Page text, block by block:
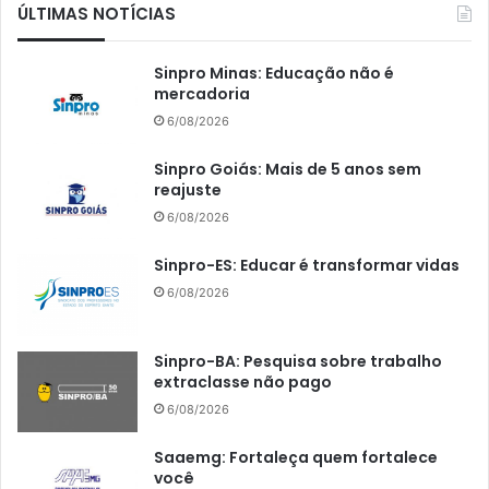
ÚLTIMAS NOTÍCIAS
Sinpro Minas: Educação não é
mercadoria
6/08/2026
Sinpro Goiás: Mais de 5 anos sem
reajuste
6/08/2026
Sinpro-ES: Educar é transformar vidas
6/08/2026
Sinpro-BA: Pesquisa sobre trabalho
extraclasse não pago
6/08/2026
Saaemg: Fortaleça quem fortalece
você